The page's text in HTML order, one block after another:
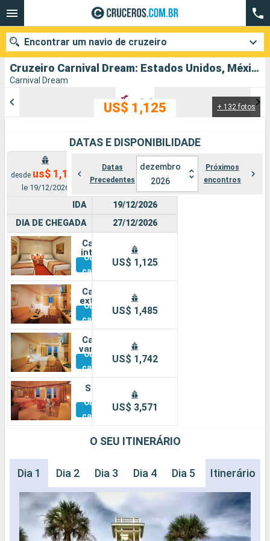
Cruzeiro Carnival Dream: Estados Unidos, México, Islas Caimán, Jamaica partindo de Galveston
Carnival Dream
+ 132 fotos
US$ 1,125
DATAS E DISPONIBILIDADE
desde us$ 1,125
le 19/12/2026
Datas
Precedentes
dezembro
2026
Próximos
encontros
IDA
DIA DE CHEGADA
Cabine
interna
Outras
cabines
Cabine
externa
Outras
cabines
Cabine
varanda
Outras
cabines
Suíte
Outras
cabines
19/12/2026
27/12/2026
US$ 1,125
US$ 1,485
US$ 1,742
US$ 3,571
O SEU ITINERÁRIO
Dia 1 Dia 2 Dia 3 Dia 4 Dia 5 Dia 6 Dia
Itinerário
Encontrar um navio de cruzeiro
Cidades Companhias
Pesquisar